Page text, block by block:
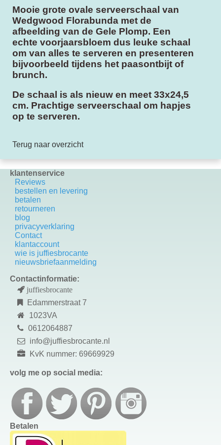
Mooie grote ovale serveerschaal van
Wedgwood Florabunda met de
afbeelding van de Gele Plomp. Een
echte voorjaarsbloem dus leuke schaal
om van alles te serveren en presenteren
bijvoorbeeld tijdens het paasontbijt of
brunch.
De schaal is als nieuw en meet 33x24,5
cm. Prachtige serveerschaal om hapjes
op te serveren.
Terug naar overzicht
klantenservice
Reviews
bestellen en levering
betalen
retourneren
blog
privacyverklaring
Contact
k lantaccount
wie is juffiesbrocante
nieuwsbriefaanmelding
Contactinformatie:
juffiesbrocante
Edammerstraat 7
1023VA
0612064887
info@juffiesbrocante.nl
KvK nummer: 69669929
volg me op social media:
Betalen